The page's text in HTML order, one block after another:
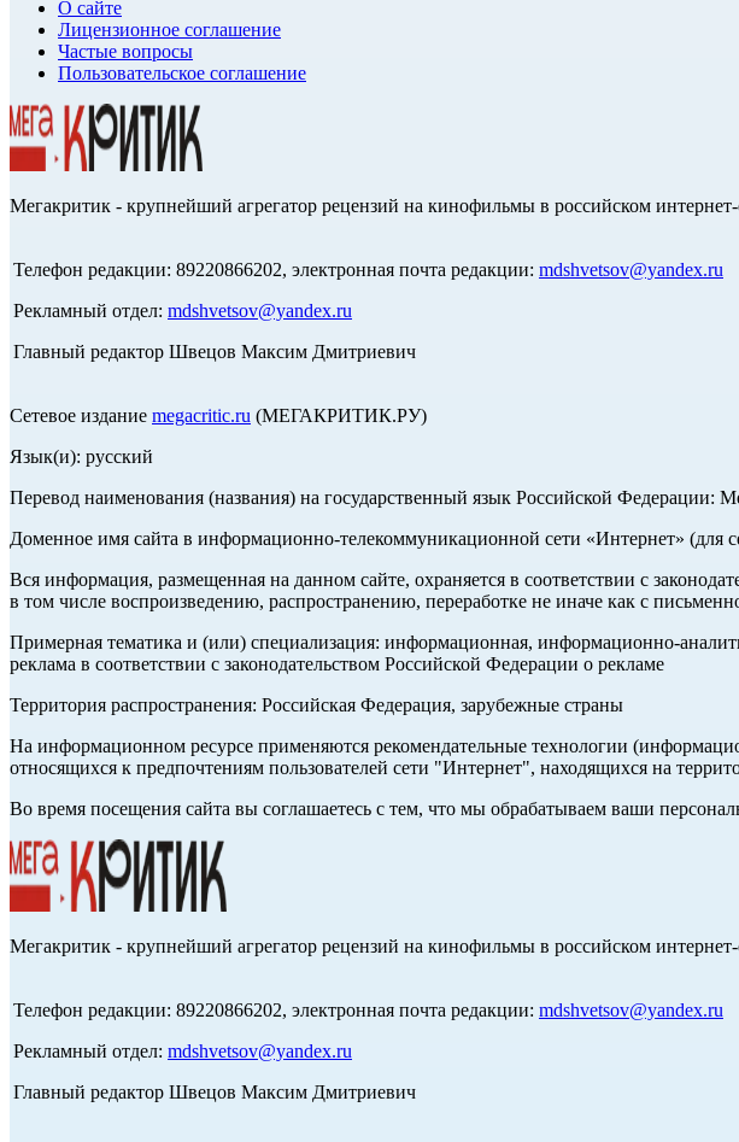
О сайте
Лицензионное соглашение
Частые вопросы
Пользовательское соглашение
Мегакритик - крупнейший агрегатор рецензий на кинофильмы в российском интернет-
Телефон редакции: 89220866202, электронная почта редакции: mdshvetsov@yandex.ru
Рекламный отдел: mdshvetsov@yandex.ru
Главный редактор Швецов Максим Дмитриевич
Сетевое издание megacritic.ru (МЕГАКРИТИК.РУ)
Язык(и): русский
Перевод наименования (названия) на государственный язык Российской Федерации:
Доменное имя сайта в информационно-телекоммуникационной сети «Интернет» (для
Вся информация, размещенная на данном сайте, охраняется в соответствии с
в том числе воспроизведению, распространению, переработке не иначе как с
Примерная тематика и (или) специализация: информационная, информационно-
реклама в соответствии с законодательством Российской Федерации о рекламе
Территория распространения: Российская Федерация, зарубежные страны
На информационном ресурсе применяются рекомендательные технологии
относящихся к предпочтениям пользователей сети "Интернет", находящихся на
Во время посещения сайта вы соглашаетесь с тем, что мы обрабатываем ваши
Мегакритик - крупнейший агрегатор рецензий на кинофильмы в российском интернет-
Телефон редакции: 89220866202, электронная почта редакции: mdshvetsov@yandex.ru
Рекламный отдел: mdshvetsov@yandex.ru
Главный редактор Швецов Максим Дмитриевич